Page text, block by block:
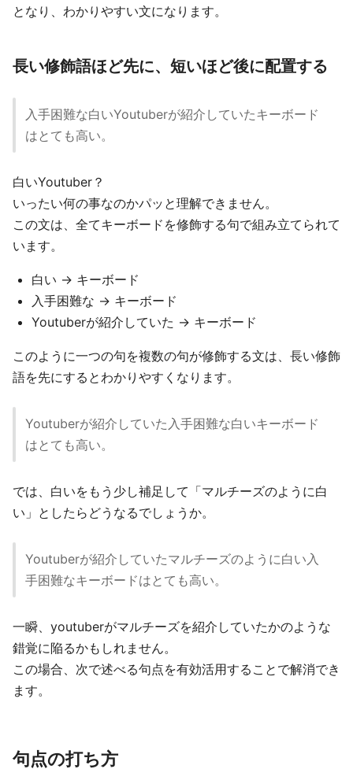
となり、わかりやすい文になります。
長い修飾語ほど先に、短いほど後に配置する
入手困難な白いYoutuberが紹介していたキーボード
はとても高い。
白いYoutuber？
いったい何の事なのかパッと理解できません。
この文は、全てキーボードを修飾する句で組み立てられて
います。
白い → キーボード
入手困難な → キーボード
Youtuberが紹介していた → キーボード
このように一つの句を複数の句が修飾する文は、長い修飾
語を先にするとわかりやすくなります。
Youtuberが紹介していた入手困難な白いキーボード
はとても高い。
では、白いをもう少し補足して「マルチーズのように白
い」としたらどうなるでしょうか。
Youtuberが紹介していたマルチーズのように白い入
手困難なキーボードはとても高い。
一瞬、youtuberがマルチーズを紹介していたかのような
錯覚に陥るかもしれません。
この場合、次で述べる句点を有効活用することで解消でき
ます。
句点の打ち方